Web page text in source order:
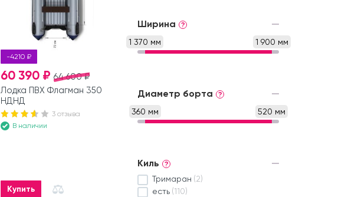
-4210 ₽
64 600 ₽
60 390 ₽
Лодка ПВХ Флагман 350
НДНД
3 отзыва
В наличии
Купить
Ширина ?
1 370 мм 1 900 мм
Диаметр борта ?
360 мм 520 мм
Киль ?
Тримаран (2)
есть (110)